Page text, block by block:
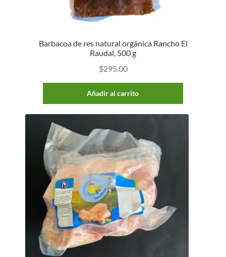
Barbacoa de res natural orgánica Rancho El
Raudal, 500 g
$295.00
Añadir al carrito